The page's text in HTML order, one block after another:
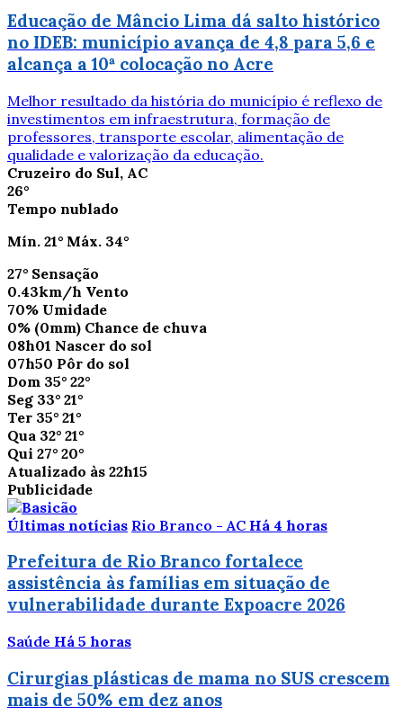
Educação de Mâncio Lima dá salto histórico
no IDEB: município avança de 4,8 para 5,6 e
alcança a 10ª colocação no Acre
Melhor resultado da história do município é reflexo de
investimentos em infraestrutura, formação de
professores, transporte escolar, alimentação de
qualidade e valorização da educação.
Cruzeiro do Sul, AC
26°
Tempo nublado
Mín. 21° Máx. 34°
27° Sensação
0.43km/h Vento
70% Umidade
0% (0mm) Chance de chuva
08h01 Nascer do sol
07h50 Pôr do sol
Dom 35° 22°
Seg 33° 21°
Ter 35° 21°
Qua 32° 21°
Qui 27° 20°
Atualizado às 22h15
Publicidade
Últimas notícias Rio Branco - AC Há 4 horas
Prefeitura de Rio Branco fortalece
assistência às famílias em situação de
vulnerabilidade durante Expoacre 2026
Saúde Há 5 horas
Cirurgias plásticas de mama no SUS crescem
mais de 50% em dez anos